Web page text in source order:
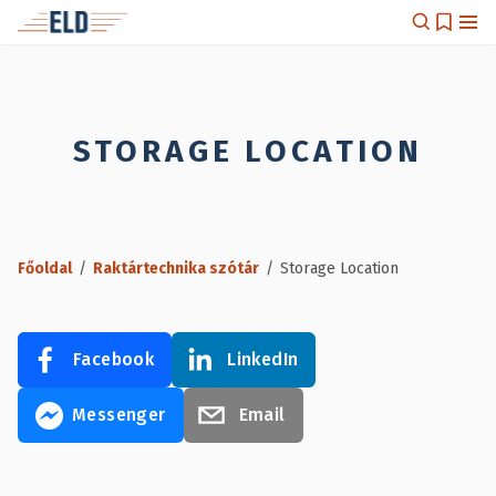
STORAGE LOCATION
Főoldal / Raktártechnika szótár / Storage Location
Facebook LinkedIn
Messenger Email